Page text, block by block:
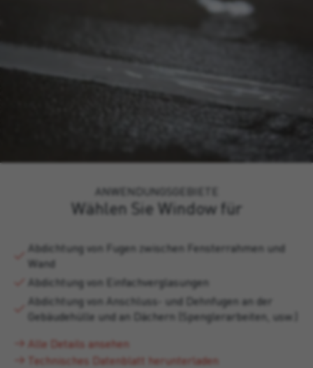
ANWENDUNGSGEBIETE
Wählen Sie Window für
Abdichtung von Fugen zwischen Fensterrahmen und
Wand
Abdichtung von Einfachverglasungen
Abdichtung von Anschluss- und Dehnfugen an der
Gebäudehülle und an Dächern (Spenglerarbeiten, usw.)
Alle Details ansehen
Technisches Datenblatt herunterladen